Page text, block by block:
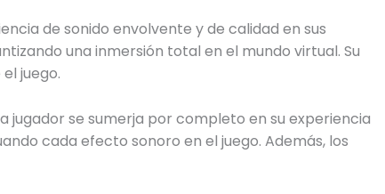
de sonido envolvente y de calidad en sus
una inmersión total en el mundo virtual. Su
juego.
jugador se sumerja por completo en su experiencia
cada efecto sonoro en el juego. Además, los